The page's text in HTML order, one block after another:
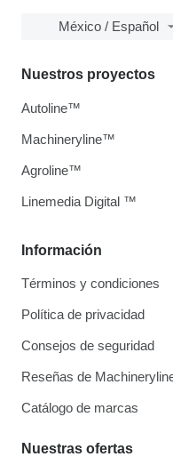
México / Español
Información
Términos y condiciones
Política de privacidad
Consejos de seguridad
Reseñas de
Catálogo de marcas
Nuestras ofertas
Nuestros proyectos
Autoline™
Machineryline™
Agroline™
Linemedia Digital ™